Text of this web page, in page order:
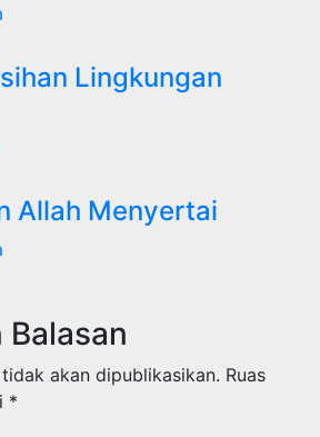
Lingkungan
Allah Menyertai
akan dipublikasikan. Ruas
*